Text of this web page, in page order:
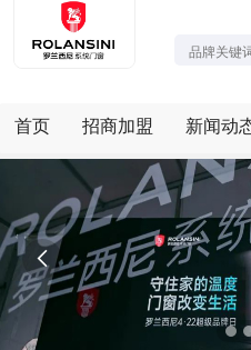
首页 招商加盟 新闻动
